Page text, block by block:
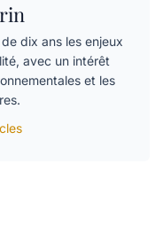
dix ans les enjeux
avec un intérêt
et les